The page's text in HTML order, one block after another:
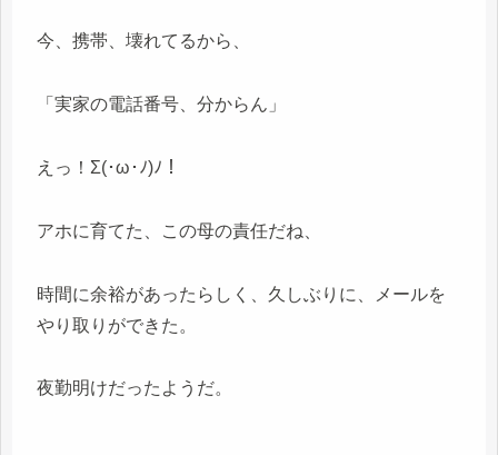
今、携帯、壊れてるから、
「実家の電話番号、分からん」
えっ！Σ(･ω･ﾉ)ﾉ！
アホに育てた、この母の責任だね、
時間に余裕があったらしく、久しぶりに、メールを
やり取りができた。
夜勤明けだったようだ。